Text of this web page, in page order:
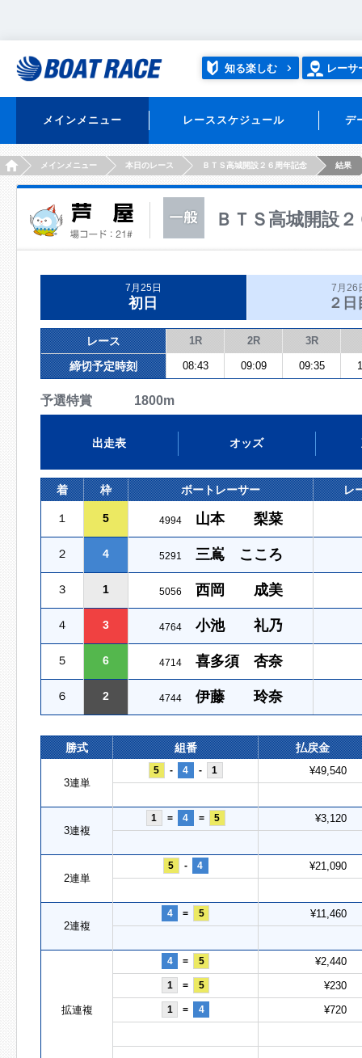
知る楽しむ レーサ
メインメニュー レーススケジュール デ
HOMEメインメニュー 本日のレース ＢＴＳ高城開設２６周年記念 結果
ＢＴＳ高城開設
7月25日
初日
7月26
２日
レース 1R 2R 3R
締切予定時刻 08:43 09:09 09:35
予選特賞 1800m
出走表 オッズ
着 枠 ボートレーサー レ
１ 5 4994 山本 梨菜
２ 4 5291 三嶌 こころ
３ 1 5056 西岡 成美
４ 3 4764 小池 礼乃
５ 6 4714 喜多須 杏奈
６ 2 4744 伊藤 玲奈
勝式 組番 払戻金
3連単
5 - 4 - 1 ¥49,540
3連複
1 = 4 = 5 ¥3,120
2連単
5 - 4 ¥21,090
2連複
4 = 5 ¥11,460
拡連複
4 = 5 ¥2,440
1 = 5 ¥230
1 = 4 ¥720